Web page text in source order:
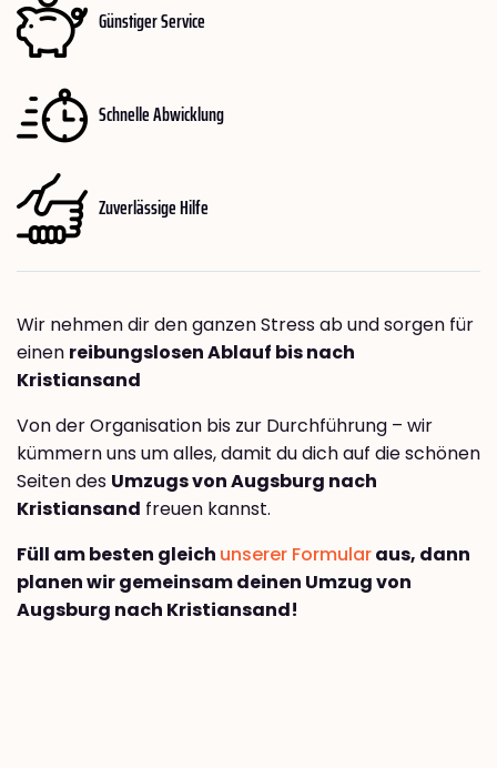
Günstiger Service
Schnelle Abwicklung
Zuverlässige Hilfe
Wir nehmen dir den ganzen Stress ab und sorgen für
einen reibungslosen Ablauf bis nach
Kristiansand
Von der Organisation bis zur Durchführung – wir
kümmern uns um alles, damit du dich auf die schönen
Seiten des Umzugs von Augsburg nach
Kristiansand freuen kannst.
Füll am besten gleich unserer Formularaus, dann
planen wir gemeinsam deinen Umzug von
Augsburg nach Kristiansand!